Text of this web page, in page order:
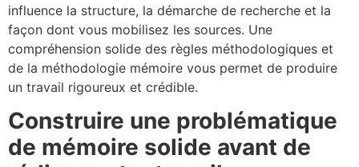
influence la structure, la démarche de recherche et la
façon dont vous mobilisez les sources. Une
compréhension solide des règles méthodologiques et
de la méthodologie mémoire vous permet de produire
un travail rigoureux et crédible.
Construire une problématique
de mémoire solide avant de